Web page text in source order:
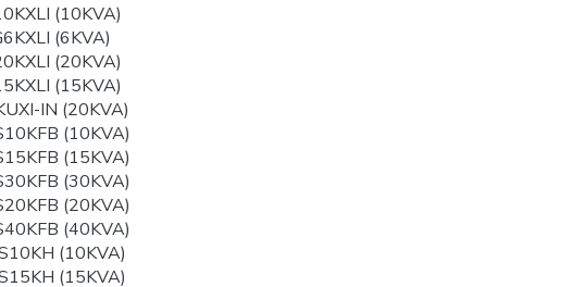
(10KVA)
(6KVA)
(20KVA)
(15KVA)
IN (20KVA)
(10KVA)
(15KVA)
(30KVA)
(20KVA)
(40KVA)
(10KVA)
(15KVA)